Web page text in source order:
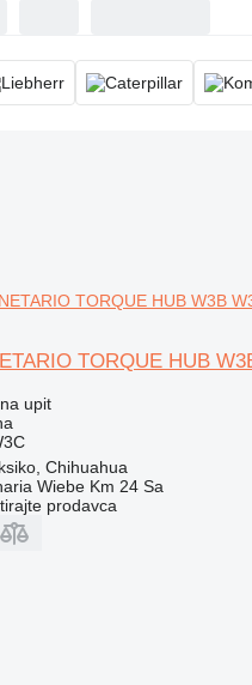
TORQUE HUB
upit
Chihuahua
Wiebe Km 24 Sa
prodavca